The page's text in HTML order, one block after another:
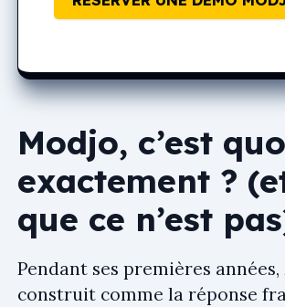
Modjo, c’est
exactement ?
que ce n’est
Pendant ses premières années,
construit comme la réponse